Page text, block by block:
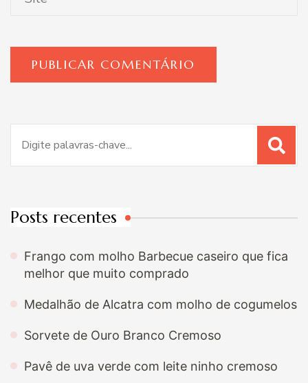
por:
Posts recentes
Frango com molho Barbecue caseiro que fica
melhor que muito comprado
Medalhão de Alcatra com molho de cogumelos
Sorvete de Ouro Branco Cremoso
Pavê de uva verde com leite ninho cremoso